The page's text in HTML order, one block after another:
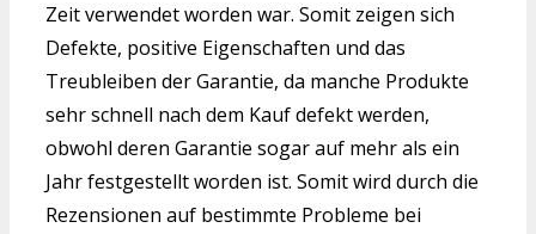
Zeit verwendet worden war. Somit zeigen sich
Defekte, positive Eigenschaften und das
Treubleiben der Garantie, da manche Produkte
sehr schnell nach dem Kauf defekt werden,
obwohl deren Garantie sogar auf mehr als ein
Jahr festgestellt worden ist. Somit wird durch die
Rezensionen auf bestimmte Probleme bei